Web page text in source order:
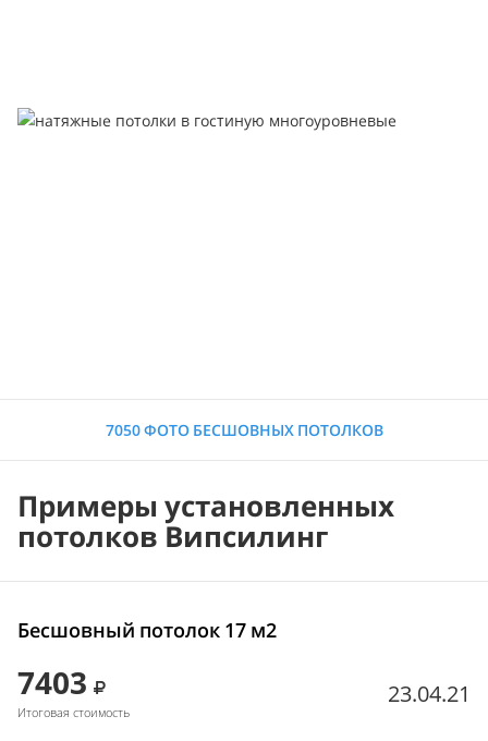
7050 ФОТО БЕСШОВНЫХ ПОТОЛКОВ
Примеры установленных
потолков Випсилинг
Бесшовный потолок 17 м2
7403
Итоговая стоимость
23.04.21